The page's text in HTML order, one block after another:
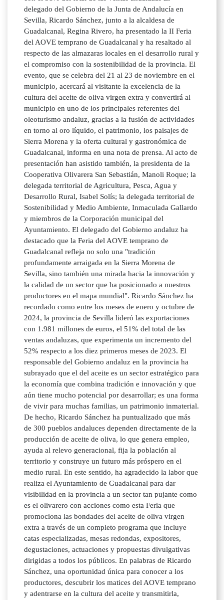
delegado del Gobierno de la Junta de Andalucía en
Sevilla, Ricardo Sánchez, junto a la alcaldesa de
Guadalcanal, Regina Rivero, ha presentado la II Feria
del AOVE temprano de Guadalcanal y ha resaltado al
respecto de las almazaras locales en el desarrollo rural y
el compromiso con la sostenibilidad de la provincia. El
evento, que se celebra del 21 al 23 de noviembre en el
municipio, acercará al visitante la excelencia de la
cultura del aceite de oliva virgen extra y convertirá al
municipio en uno de los principales referentes del
oleoturismo andaluz, gracias a la fusión de actividades
en torno al oro líquido, el patrimonio, los paisajes de
Sierra Morena y la oferta cultural y gastronómica de
Guadalcanal, informa en una nota de prensa. Al acto de
presentación han asistido también, la presidenta de la
Cooperativa Olivarera San Sebastián, Manoli Roque; la
delegada territorial de Agricultura, Pesca, Agua y
Desarrollo Rural, Isabel Solís; la delegada territorial de
Sostenibilidad y Medio Ambiente, Inmaculada Gallardo
y miembros de la Corporación municipal del
Ayuntamiento. El delegado del Gobierno andaluz ha
destacado que la Feria del AOVE temprano de
Guadalcanal refleja no solo una "tradición
profundamente arraigada en la Sierra Morena de
Sevilla, sino también una mirada hacia la innovación y
la calidad de un sector que ha posicionado a nuestros
productores en el mapa mundial". Ricardo Sánchez ha
recordado como entre los meses de enero y octubre de
2024, la provincia de Sevilla lideró las exportaciones
con 1.981 millones de euros, el 51% del total de las
ventas andaluzas, que experimenta un incremento del
52% respecto a los diez primeros meses de 2023. El
responsable del Gobierno andaluz en la provincia ha
subrayado que el del aceite es un sector estratégico para
la economía que combina tradición e innovación y que
aún tiene mucho potencial por desarrollar; es una forma
de vivir para muchas familias, un patrimonio inmaterial.
De hecho, Ricardo Sánchez ha puntualizado que más
de 300 pueblos andaluces dependen directamente de la
producción de aceite de oliva, lo que genera empleo,
ayuda al relevo generacional, fija la población al
territorio y construye un futuro más próspero en el
medio rural. En este sentido, ha agradecido la labor que
realiza el Ayuntamiento de Guadalcanal para dar
visibilidad en la provincia a un sector tan pujante como
es el olivarero con acciones como esta Feria que
promociona las bondades del aceite de oliva virgen
extra a través de un completo programa que incluye
catas especializadas, mesas redondas, expositores,
degustaciones, actuaciones y propuestas divulgativas
dirigidas a todos los públicos. En palabras de Ricardo
Sánchez, una oportunidad única para conocer a los
productores, descubrir los matices del AOVE temprano
y adentrarse en la cultura del aceite y transmitirla,